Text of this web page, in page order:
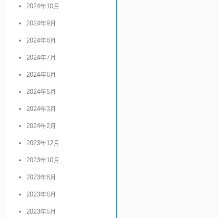
2024年10月
2024年9月
2024年8月
2024年7月
2024年6月
2024年5月
2024年3月
2024年2月
2023年12月
2023年10月
2023年8月
2023年6月
2023年5月